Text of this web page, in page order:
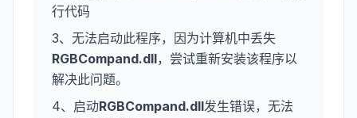
行代码
3、无法启动此程序，因为计算机中丢失
RGBCompand.dll，尝试重新安装该程序以
解决此问题。
4、启动RGBCompand.dll发生错误，无法